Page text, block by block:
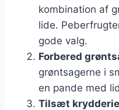
kombination af
lide.
gode valg.
Forbered
grøntsagerne i
en pande med
Tilsæt